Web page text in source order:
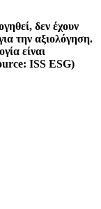
δεν έχουν
την αξιολόγηση.
είναι
ISS ESG)